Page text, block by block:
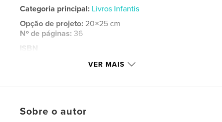
Categoria principal: Livros Infantis
Opção de projeto: 20×25 cm
Nº de páginas: 36
ISBN
children's book ,
VER MAIS
Sobre o autor